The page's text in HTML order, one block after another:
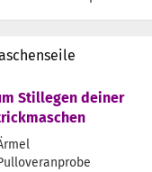
Stillegen deiner